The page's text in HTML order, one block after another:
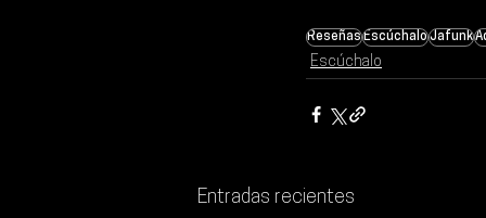
ReseñasEscúchaloJafunk
Escúchalo
Entradas recientes